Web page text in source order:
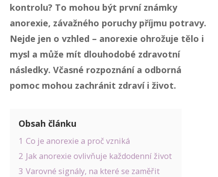
kontrolu? To mohou být první známky
anorexie, závažného poruchy příjmu potravy.
Nejde jen o vzhled – anorexie ohrožuje tělo i
mysl a může mít dlouhodobé zdravotní
následky. Včasné rozpoznání a odborná
pomoc mohou zachránit zdraví i život.
Obsah článku
1 Co je anorexie a proč vzniká
2 Jak anorexie ovlivňuje každodenní život
3 Varovné signály, na které se zaměřit